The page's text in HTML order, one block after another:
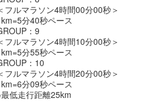
フルマラソン4時間00分00秒＞
分40秒ペース
：9
フルマラソン4時間10分00秒＞
分55秒ペース
：10
フルマラソン4時間20分00秒＞
分09秒ペース
低走行距離25km